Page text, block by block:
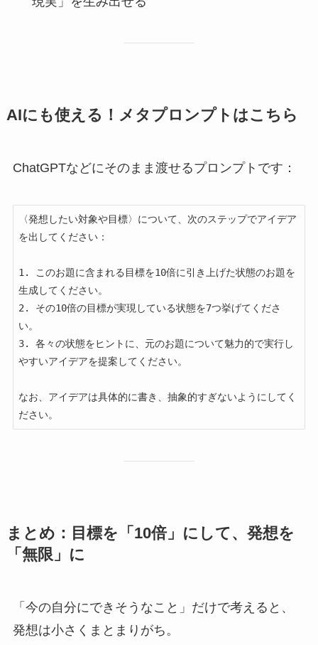
AIにも使える！メタプロンプトはこちら
ChatGPTなどにそのまま渡せるプロンプトです：
〈発想したい対象や目標〉について、次のステップでアイデア
を出してください：
1. このお題に含まれる目標を10倍に引き上げた状態のお題を
生成してください。
2. その10倍の目標が実現している状態を7つ挙げてくださ
い。
3. 各々の状態をヒントに、元のお題について魅力的で実行し
やすいアイデアを提案してください。
なお、アイデアは具体的に書き、抽象的すぎないようにしてく
まとめ：目標を「10倍」にして、発想を
「無限」に
「今の自分にできそうなこと」だけで考えると、
発想は小さくまとまりがち。